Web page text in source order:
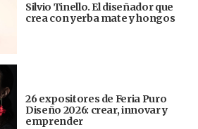
Silvio Tinello. El diseñador que
crea con yerba mate y hongos
26 expositores de Feria Puro
Diseño 2026: crear, innovar y
emprender